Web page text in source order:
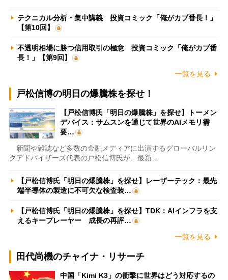
テクニカル分析・集中講義 投資コミック「俺がカブ番長！」
【第10回】
不透明相場に勝つ信用取引の極意 投資コミック「俺がカブ番
長！」【第9回】
一覧を見る
戸松信博の明日の爆騰株を探せ！
【戸松信博氏「明日の爆騰株」を探せ】トーメン
デバイス：サムスンを通じて世界のAIメモリ需
要…
新聞や雑誌など多数の金融メディアに出演するグローバルリン
クアドバイザーズ代表の戸松信博氏が、最新…
【戸松信博氏「明日の爆騰株」を探せ】レーザーテック：最先
端半導体の製造に不可欠な検査装…
【戸松信博氏「明日の爆騰株」を探せ】TDK：AIインフラを支
えるキープレーヤー 成長の再評…
一覧を見る
田代尚機のチャイナ・リサーチ
中国「Kimi K3」の衝撃に世界はどう対応するの